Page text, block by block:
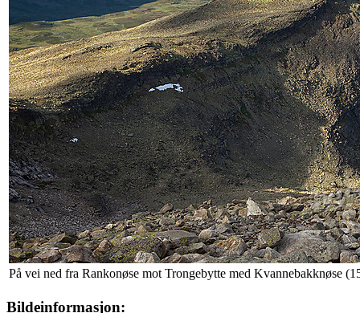
På vei ned fra Rankonøse mot Trongebytte med Kvannebakknøse
Bildeinformasjon: